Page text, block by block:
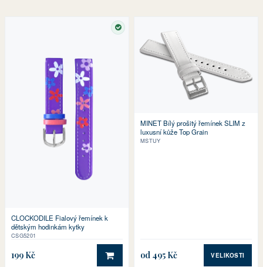
SKLADEM
CLOCKODILE Fialový řemínek k
dětským hodinkám kytky
CSG5201
199 Kč DO KOŠÍKU
MINET Bílý prošitý řemínek SLIM z
luxusní kůže Top Grain
MSTUY
od 495 Kč VELIKOSTI